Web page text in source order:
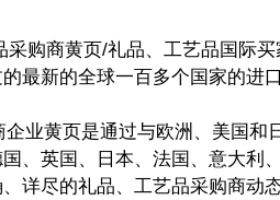
采购商黄页/礼品、工艺品国际买
最新的全球一百多个国家的进
企业黄页是通过与欧洲、美国和
、英国、日本、法国、意大利
详尽的礼品、工艺品采购商动